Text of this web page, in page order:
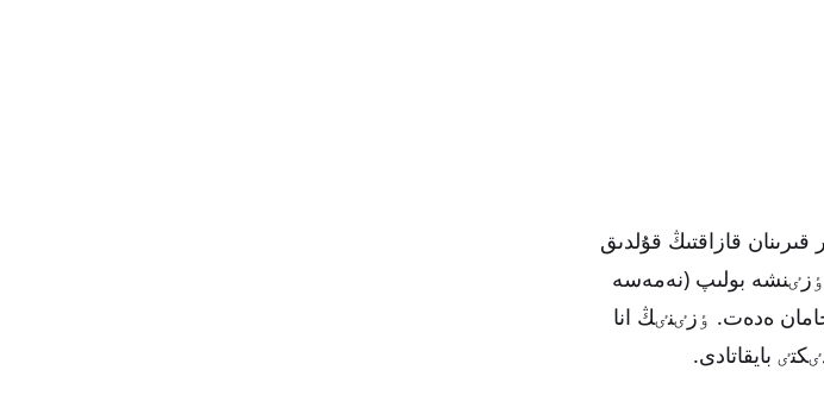
قازاقتىڭ قۇلدىق
بولىپ (نەمەسە
جامان ەدەت. ٶزٸنٸڭ انا
بايقاتادى.